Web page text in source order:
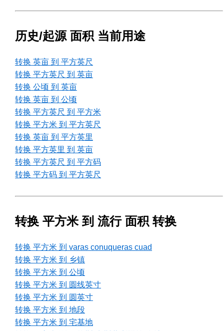
历史/起源 面积 当前用途
转换 英亩 到 平方英尺
转换 平方英尺 到 英亩
转换 公顷 到 英亩
转换 英亩 到 公顷
转换 平方英尺 到 平方米
转换 平方米 到 平方英尺
转换 英亩 到 平方英里
转换 平方英里 到 英亩
转换 平方英尺 到 平方码
转换 平方码 到 平方英尺
转换 平方米 到 流行 面积 转换
转换 平方米 到 varas conuqueras cuad
转换 平方米 到 乡镇
转换 平方米 到 公顷
转换 平方米 到 圆线英寸
转换 平方米 到 圆英寸
转换 平方米 到 地段
转换 平方米 到 宅基地